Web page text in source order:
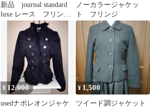
新品 journal standard
luxe レース フリン
ジ ポンチョ F
ノーカラージャケッ
ト フリンジ
¥ 12,000
usedナポレオンジャケ
¥ 1,500
ツイード調ジャケット